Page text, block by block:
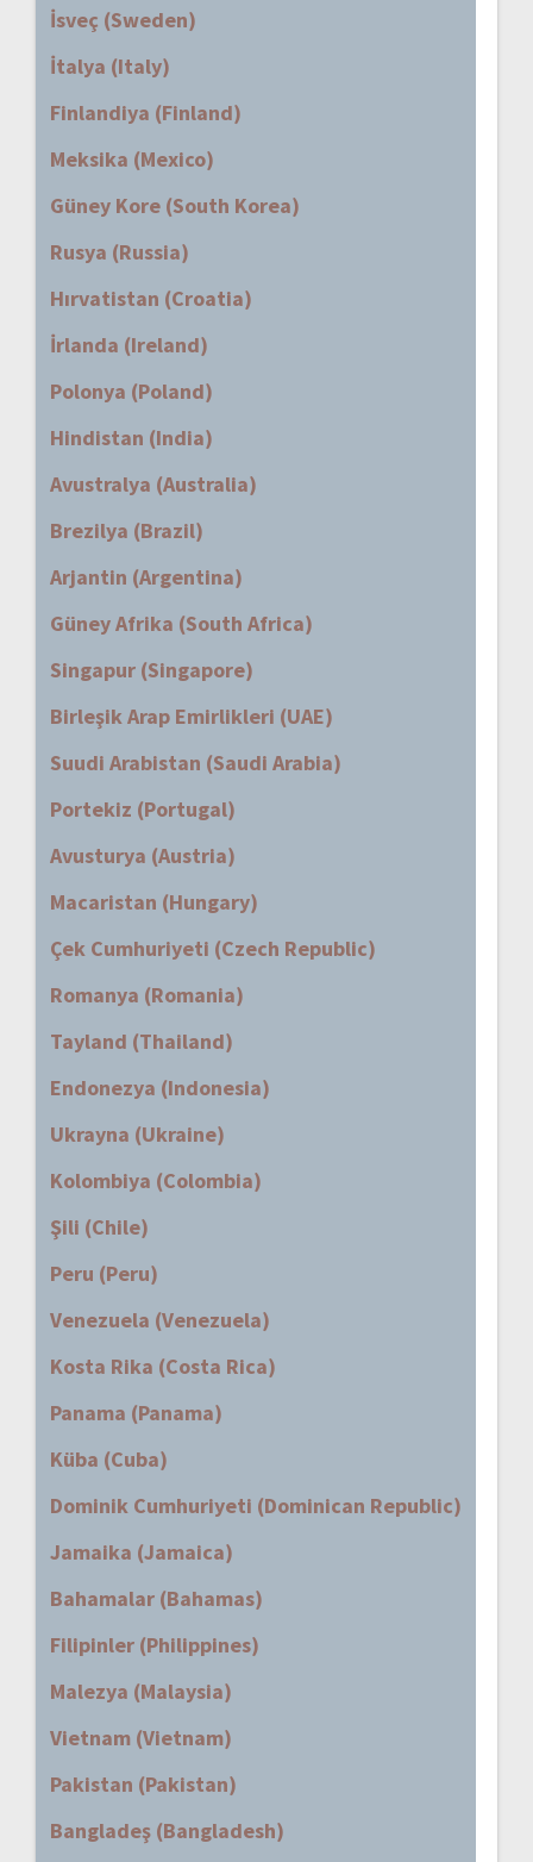
İsveç (Sweden)
İtalya (Italy)
Finlandiya (Finland)
Meksika (Mexico)
Güney Kore (South Korea)
Rusya (Russia)
Hırvatistan (Croatia)
İrlanda (Ireland)
Polonya (Poland)
Hindistan (India)
Avustralya (Australia)
Brezilya (Brazil)
Arjantin (Argentina)
Güney Afrika (South Africa)
Singapur (Singapore)
Birleşik Arap Emirlikleri (UAE)
Suudi Arabistan (Saudi Arabia)
Portekiz (Portugal)
Avusturya (Austria)
Macaristan (Hungary)
Çek Cumhuriyeti (Czech Republic)
Romanya (Romania)
Tayland (Thailand)
Endonezya (Indonesia)
Ukrayna (Ukraine)
Kolombiya (Colombia)
Şili (Chile)
Peru (Peru)
Venezuela (Venezuela)
Kosta Rika (Costa Rica)
Panama (Panama)
Küba (Cuba)
Dominik Cumhuriyeti (Dominican Republic)
Jamaika (Jamaica)
Bahamalar (Bahamas)
Filipinler (Philippines)
Malezya (Malaysia)
Vietnam (Vietnam)
Pakistan (Pakistan)
Bangladeş (Bangladesh)